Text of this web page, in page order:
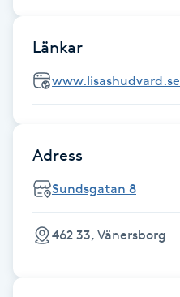
IR-massage
Katun fransar
Länkar
www.lisashudvard.se
Adress
Sundsgatan 8
462 33, Vänersborg